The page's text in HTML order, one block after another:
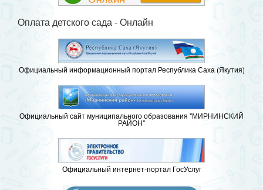
Оплата детского сада - Онлайн
Официальный информационный портал Республика Саха (Якутия)
Официальный сайт муниципального образования "МИРНИНСКИЙ
РАЙОН"
Официальный интернет-портал ГосУслуг